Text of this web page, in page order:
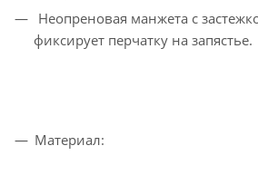
Неопреновая манжета с
фиксирует перчатку на запястье.
Материал: